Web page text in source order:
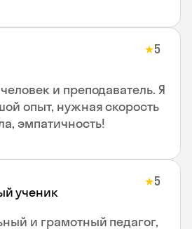
★5
и преподаватель. Я
опыт, нужная скорость
эмпатичность!
ученик
★5
и грамотный педагог,